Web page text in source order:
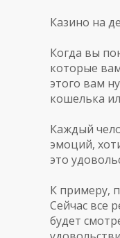
Казино на
Когда вы
которые
этого вам
кошелька
Каждый
эмоций,
это
К примеру,
Сейчас все
будет